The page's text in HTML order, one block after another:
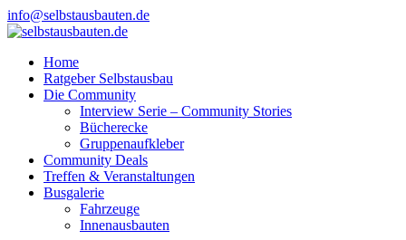
info@selbstausbauten.de
Home
Ratgeber Selbstausbau
Die Community
Interview Serie – Community Stories
Bücherecke
Gruppenaufkleber
Community Deals
Treffen & Veranstaltungen
Busgalerie
Fahrzeuge
Innenausbauten